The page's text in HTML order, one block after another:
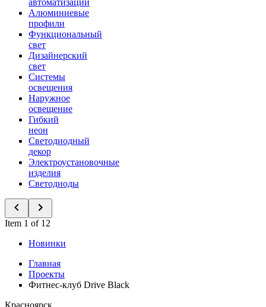
автоматизации
Алюминиевые
профили
Функциональный
свет
Дизайнерский
свет
Системы
освещения
Наружное
освещение
Гибкий
неон
Светодиодный
декор
Электроустановочные
изделия
Светодиоды
Item 1 of 12
Новинки
Главная
Проекты
Фитнес-клуб Drive Black
Красноярск